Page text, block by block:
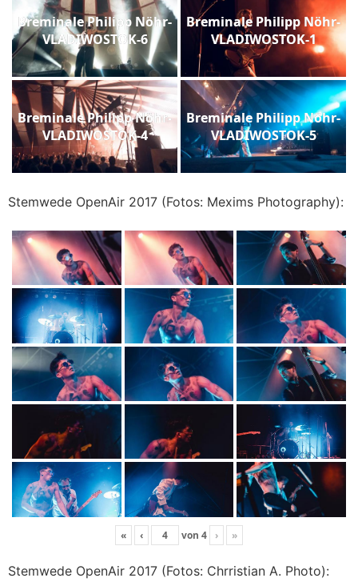
Breminale Philipp Nöhr-
VLADIWOSTOK-6
Breminale Philipp Nöhr-
VLADIWOSTOK-1
Breminale Philipp Nöhr-
VLADIWOSTOK-4
Breminale Philipp Nöhr-
VLADIWOSTOK-5
Stemwede OpenAir 2017 (Fotos: Mexims Photography):
« ‹ von 4 › »
Stemwede OpenAir 2017 (Fotos: Chrristian A. Photo):